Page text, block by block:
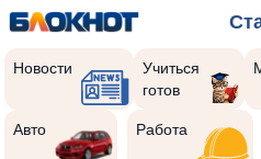
Новости
Учиться
готов
Авто Работа